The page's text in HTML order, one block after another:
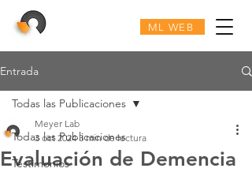
ML WEB
Entrada
Todas las Publicaciones
Testimonios
Todas las Publicaciones
Evaluación de Demencia
Meyer Lab
3 oct 2024 3 min de lectura